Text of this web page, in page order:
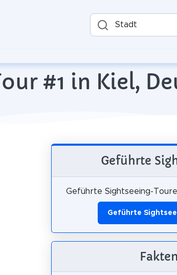
Stadt
#1 in Kiel,
Geführte
Geführte Sightseeing-
Geführte